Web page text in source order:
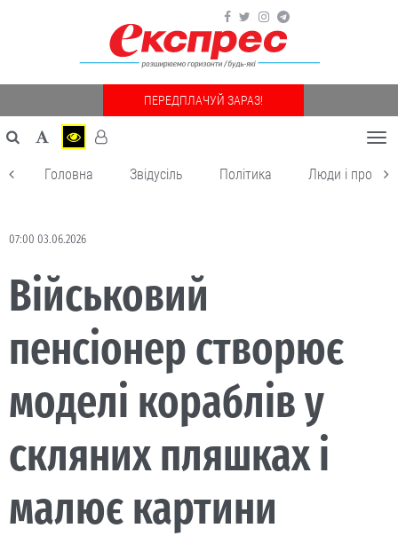
ПЕРЕДПЛАЧУЙ ЗАРАЗ!
Головна Звідусіль Політика Люди і
07:00 03.06.2026
Військовий
пенсіонер створює
моделі кораблів у
скляних пляшках і
малює картини